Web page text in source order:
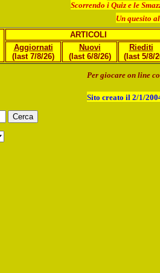
Scorrendo i Quiz e le
Un quesito
ARTICOLI
Aggiornati
(last 7/8/26)
Nuovi
(last 6/8/26)
Riediti
(last 5/8/
Per giocare on line
Sito creato il 2/1/